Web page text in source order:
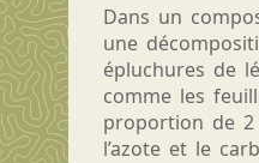
Dans un
une
épluchures de
comme les
proportion de
l’azote et le